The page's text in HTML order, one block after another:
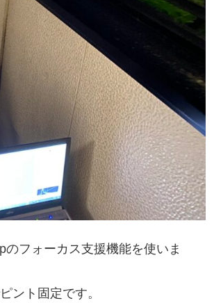
フォーカス支援機能を使いま
ント固定です。